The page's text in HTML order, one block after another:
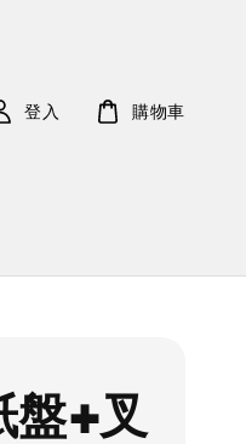
登入 購物車
盤+叉